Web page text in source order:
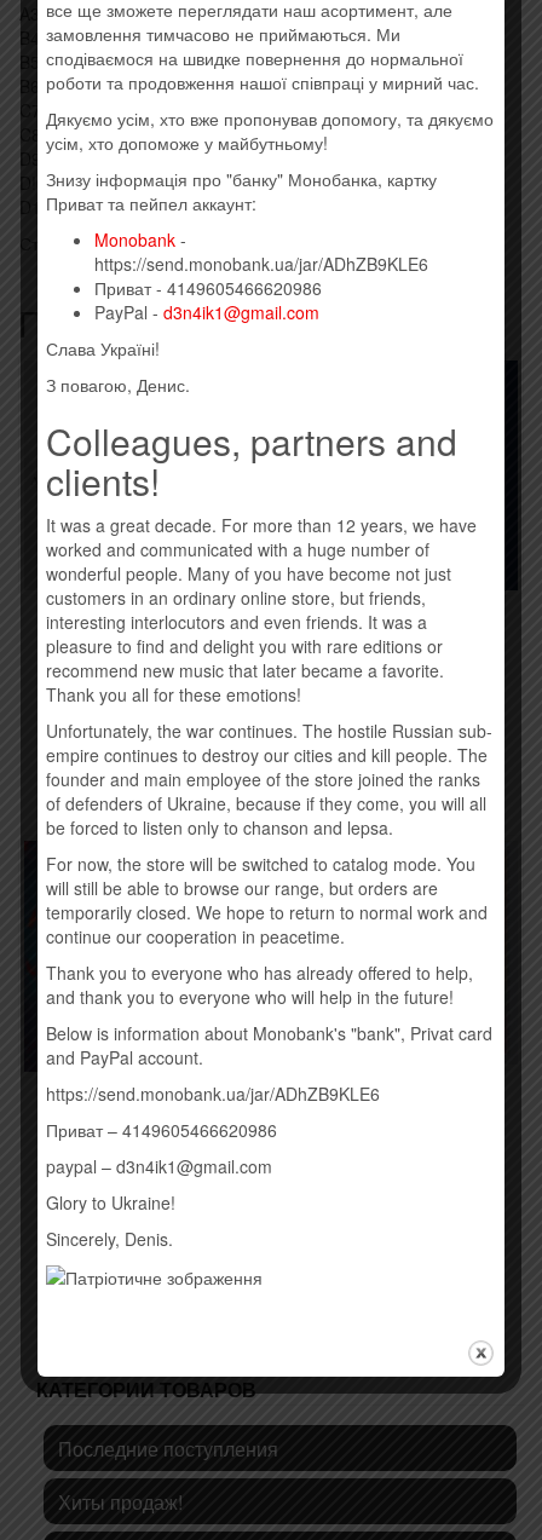
A3 Sad But True
B4 Ain’t My Bitch
B5 Whiplash
B6 Bleeding Me
C7 King Nothing
C8 One
D9 Devil’s Dance
D!0 Bass/Guitar Solos
D11 Nothing Else Matters
Стиль: Heavy Metal, Thrash
Похожие товары
APOCALYPTICA –
SHADOWMAKER (2015)
190,00грн.
Купить
THE AVENER – THE
WANDERINGS OF THE
AVENER (2015)
190,00грн.
Временно нет
PINS – МАРАФОН (2015)
190,00грн.
Купить
AVICII – STORIES (2015)
КАТЕГОРИИ ТОВАРОВ
Последние поступления
Хиты продаж!
все ще зможете переглядати наш асортимент, але
замовлення тимчасово не приймаються. Ми
сподіваємося на швидке повернення до нормальної
роботи та продовження нашої співпраці у мирний час.
Дякуємо усім, хто вже пропонував допомогу, та дякуємо
усім, хто допоможе у майбутньому!
Знизу інформація про "банку" Монобанка, картку
Приват та пейпел аккаунт:
Monobank -
https://send.monobank.ua/jar/ADhZB9KLE6
Приват - 4149605466620986
PayPal - d3n4ik1@gmail.com
Слава Україні!
З повагою, Денис.
Colleagues, partners and
clients!
It was a great decade. For more than 12 years, we have
worked and communicated with a huge number of
wonderful people. Many of you have become not just
customers in an ordinary online store, but friends,
interesting interlocutors and even friends. It was a
pleasure to find and delight you with rare editions or
recommend new music that later became a favorite.
Thank you all for these emotions!
Unfortunately, the war continues. The hostile Russian sub-
empire continues to destroy our cities and kill people. The
founder and main employee of the store joined the ranks
of defenders of Ukraine, because if they come, you will all
be forced to listen only to chanson and lepsa.
For now, the store will be switched to catalog mode. You
will still be able to browse our range, but orders are
temporarily closed. We hope to return to normal work and
continue our cooperation in peacetime.
Thank you to everyone who has already offered to help,
and thank you to everyone who will help in the future!
Below is information about Monobank's "bank", Privat card
and PayPal account.
https://send.monobank.ua/jar/ADhZB9KLE6
Приват – 4149605466620986
paypal – d3n4ik1@gmail.com
Glory to Ukraine!
Sincerely, Denis.